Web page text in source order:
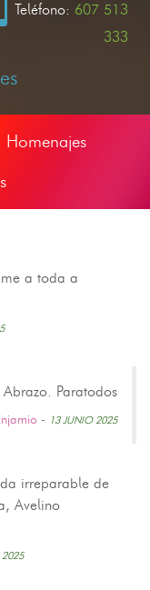
Teléfono: 607 513
333
Homenajes
a toda a
Abrazo. Paratodos
- 13 JUNIO 2025
irreparable de
Avelino
2025